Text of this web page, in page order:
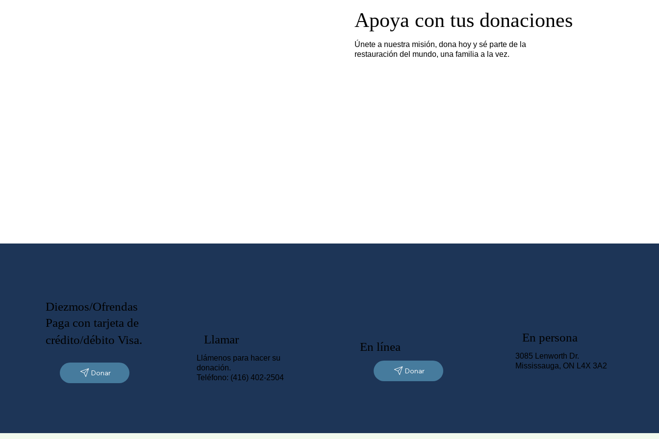
Apoya con tus donaciones
Únete a nuestra misión, dona hoy y sé parte de la
restauración del mundo, una familia a la vez.
Diezmos/Ofrendas
Paga con tarjeta de
crédito/débito Visa.
Donar
Llamar
Llámenos para hacer su
donación.
Teléfono: (416) 402-2504
En línea
Donar
En persona
3085 Lenworth Dr.
Mississauga, ON L4X 3A2